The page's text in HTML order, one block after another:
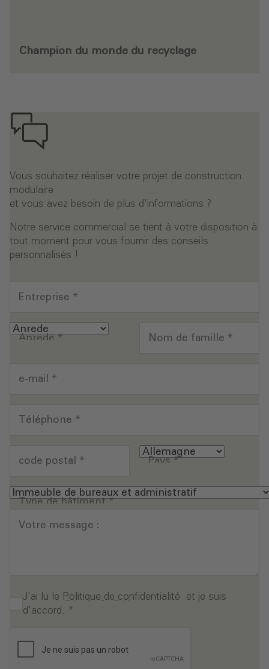
Champion du monde du recyclage
Vous souhaitez réaliser votre projet de construction
modulaire
et vous avez besoin de plus d'informations ?
Notre service commercial se tient à votre disposition à
tout moment pour vous fournir des conseils
personnalisés !
Entreprise *
Anrede* Nom de famille *
e-mail *
Téléphone *
code postal * Pays*
Type de bâtiment*
Votre message :
J'ai lu le Politique de confidentialité et je suis
d'accord. *